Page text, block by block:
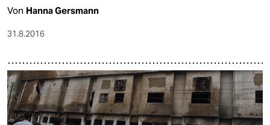
Von Hanna Gersmann
31.8.2016